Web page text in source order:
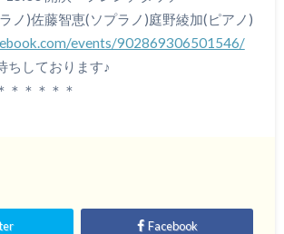
ノ)佐藤智恵(ソプラノ)庭野綾加(ピアノ)
events/902869306501546/
ちしております♪
＊＊＊＊＊
Facebook